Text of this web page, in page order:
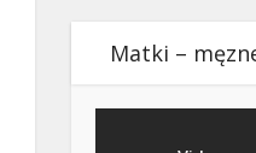
Matki –